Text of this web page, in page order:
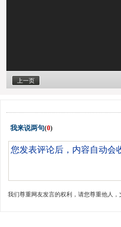
上一页
我来说两句(0)
我们尊重网友发言的权利，请您尊重他人，